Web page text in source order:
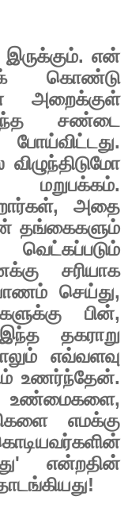
இருக்கும்.என்
கொண்டு
அறைக்குள்
சண்டை
போய்விட்டது.
விழுந்திடுமோ
மறுபக்கம்.
, அதை
தங்கைகளும்
வெட்கப்படும்
சரியாக
செய்து,
பின்,
இந்த
தகராறு
எவ்வளவு
உணர்ந்தேன்.
உண்மைகளை,
எமக்கு
' என்றதின்
!